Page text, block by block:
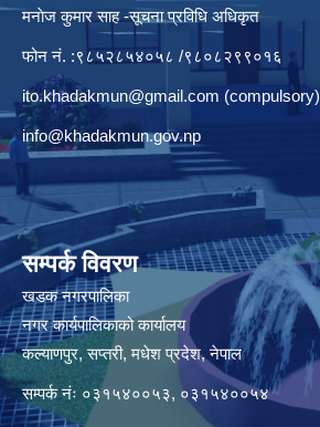
मनाेज कुमार साह -सूचना प्रविधि अधिकृत
फोन नं. :९८५२८५४०५८ /९८०८२९९०१६
ito.khadakmun@gmail.com (compulsory)
info@khadakmun.gov.np
सम्पर्क विवरण
खडक नगरपालिका
नगर कार्यपालिकाको कार्यालय
कल्याणपुर, सप्तरी, मधेश प्रदेश, नेपाल
सम्पर्क नंः ०३१५४००५३, ०३१५४००५४